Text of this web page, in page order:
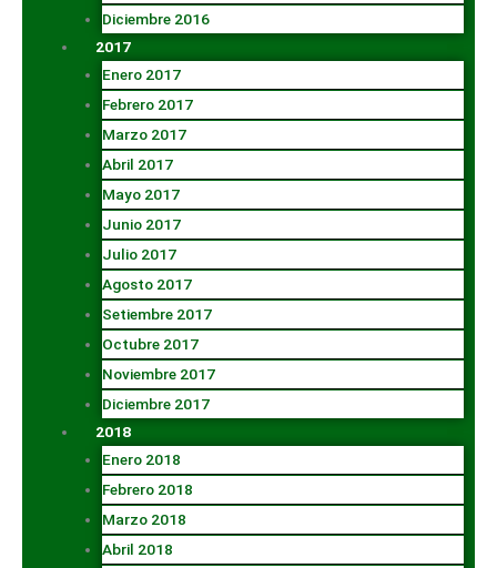
Diciembre 2016
2017
Enero 2017
Febrero 2017
Marzo 2017
Abril 2017
Mayo 2017
Junio 2017
Julio 2017
Agosto 2017
Setiembre 2017
Octubre 2017
Noviembre 2017
Diciembre 2017
2018
Enero 2018
Febrero 2018
Marzo 2018
Abril 2018